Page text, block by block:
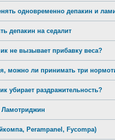
одновременно депакин и
депакин на седалит
не вызывает прибавку веса?
можно ли принимать три
убирает раздражительность?
Ламотриджин
Perampanel, Fycompa)